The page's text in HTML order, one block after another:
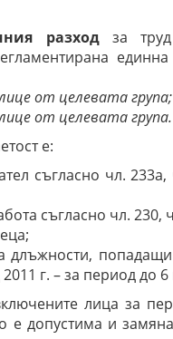
разходза
единна
от целевата група;
от целевата група.
е:
съгласно чл.
съгласно чл. 230,
длъжности,
г. – за период до 6
лица за
е допустима и